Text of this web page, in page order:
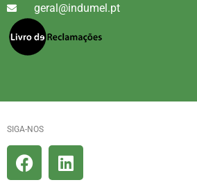
geral@indumel.pt
SIGA-NOS